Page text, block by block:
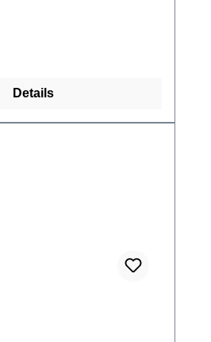
Details